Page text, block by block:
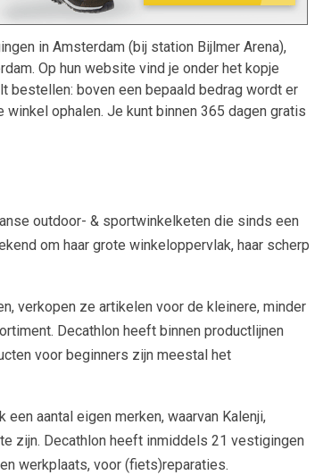
in Amsterdam (bij station Bijlmer Arena),
Op hun website vind je onder het kopje
bestellen: boven een bepaald bedrag wordt er
ophalen. Je kunt binnen 365 dagen gratis
outdoor- & sportwinkelketen die sinds een
om haar grote winkeloppervlak, haar scherp
verkopen ze artikelen voor de kleinere, minder
Decathlon heeft binnen productlijnen
voor beginners zijn meestal het
aantal eigen merken, waarvan Kalenji,
zijn. Decathlon heeft inmiddels 21 vestigingen
werkplaats, voor (fiets)reparaties.